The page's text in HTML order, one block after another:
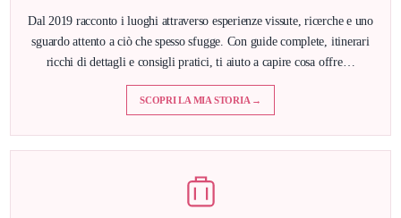
Dal 2019 racconto i luoghi attraverso esperienze vissute, ricerche e uno
sguardo attento a ciò che spesso sfugge. Con guide complete, itinerari
ricchi di dettagli e consigli pratici, ti aiuto a capire cosa offre…
SCOPRI LA MIA STORIA →